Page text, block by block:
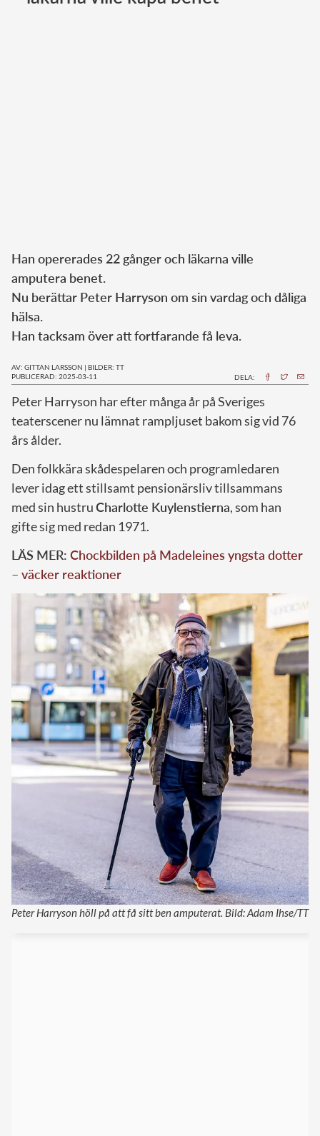
Han opererades 22 gånger och läkarna ville
amputera benet.
Nu berättar Peter Harryson om sin vardag och dåliga
hälsa.
Han tacksam över att fortfarande få leva.
AV: GITTAN LARSSON | BILDER: TT
PUBLICERAD: 2025-03-11
DELA:
Peter Harryson har efter många år på Sveriges
teaterscener nu lämnat rampljuset bakom sig vid 76
års ålder.
Den folkkära skådespelaren och programledaren
lever idag ett stillsamt pensionärsliv tillsammans
med sin hustruCharlotte Kuylenstierna, som han
gifte sig med redan 1971.
LÄS MER: Chockbilden på Madeleines yngsta dotter
– väcker reaktioner
Peter Harryson höll på att få sitt ben amputerat. Bild: Adam Ihse/TT